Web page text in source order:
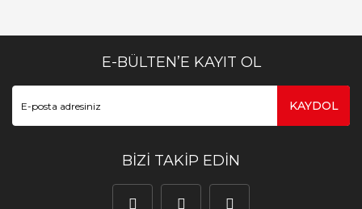
E-BÜLTEN’E KAYIT OL
KAYDOL
BİZİ TAKİP EDİN